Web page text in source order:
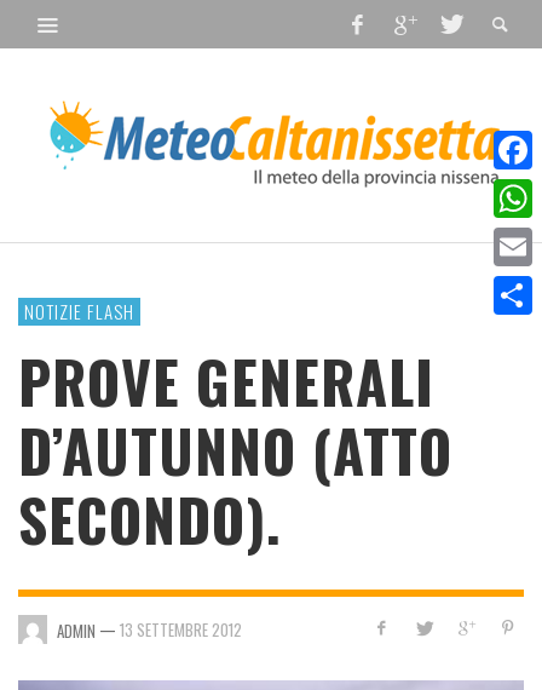
NOTIZIE FLASH
PROVE GENERALI
D’AUTUNNO (ATTO
SECONDO).
ADMIN — 13 SETTEMBRE 2012
Email